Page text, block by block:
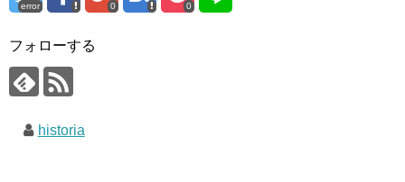
error 0 0
フォローする
historia